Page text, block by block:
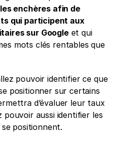
enchères afin de
qui participent aux
sur Google et qui
mots clés rentables que
pouvoir identifier ce que
positionner sur certains
d’évaluer leur taux
pouvoir aussi identifier les
positionnent.